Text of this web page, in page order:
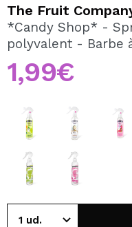
En créant un compte
effectuer vos achats
The Fruit
*Candy Shop* -
polyvalent - Barbe
1,99€